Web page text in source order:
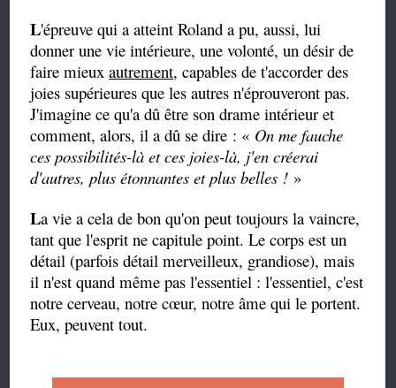
L'épreuve qui a atteint Roland a pu, aussi, lui
donner une vie intérieure, une volonté, un désir de
faire mieuxautrement, capables de t'accorder des
joies supérieures que les autres n'éprouveront pas.
J'imagine ce qu'a dû être son drame intérieur et
comment, alors, il a dû se dire : « On me fauche
ces possibilités-là et ces joies-là, j'en créerai
d'autres, plus étonnantes et plus belles ! »
La vie a cela de bon qu'on peut toujours la vaincre,
tant que l'esprit ne capitule point. Le corps est un
détail (parfois détail merveilleux, grandiose), mais
il n'est quand même pas l'essentiel : l'essentiel, c'est
notre cerveau, notre cœur, notre âme qui le portent.
Eux, peuvent tout.